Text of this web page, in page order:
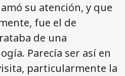
su atención, y que
fue el de
de una
Parecía ser así en
particularmente la